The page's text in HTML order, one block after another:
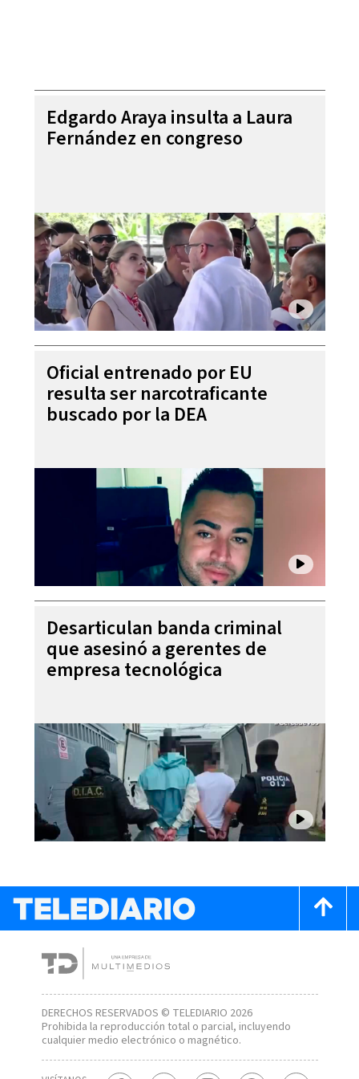
Edgardo Araya insulta a Laura
Fernández en congreso
Oficial entrenado por EU
resulta ser narcotraficante
buscado por la DEA
Desarticulan banda criminal
que asesinó a gerentes de
empresa tecnológica
DERECHOS RESERVADOS © TELEDIARIO 2026
Prohibida la reproducción total o parcial, incluyendo
cualquier medio electrónico o magnético.